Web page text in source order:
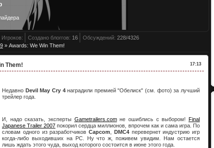
Игроков: Создано блоггов: 16 Обсуждений: 228/4326
» Awards: We Win Them!
17:13
Them!
Недавно Devil May Cry 4наградили премией "Обелиск" (см. фото) за лучший
трейлер года.
И, надо сказать, эксперты Gametrailers.comне ошиблись с выбором!Final
Japanese Trailer 2007 покорил сердца миллионов, впрочем как и сама игра. По
словам одного из разработчиков Capcom DMC4перевернет индустрию игр
когда-либо выходивших на PC. Ну что ж, поживем увидим. Нам остается
лишь ждать этого чуда, выход которого состоится в июне этого года.